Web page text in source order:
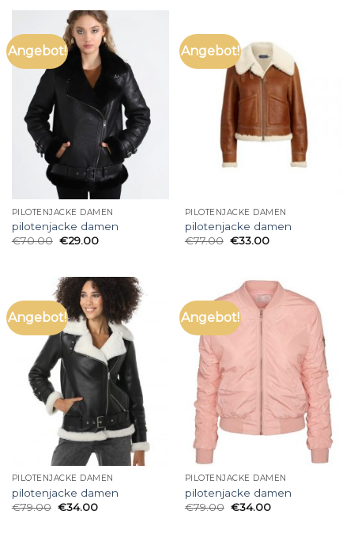
Angebot!
PILOTENJACKE DAMEN
pilotenjacke damen
€70.00 €29.00
Angebot!
PILOTENJACKE DAMEN
pilotenjacke damen
€77.00 €33.00
Angebot!
PILOTENJACKE DAMEN
pilotenjacke damen
€79.00 €34.00
Angebot!
PILOTENJACKE DAMEN
pilotenjacke damen
€79.00 €34.00